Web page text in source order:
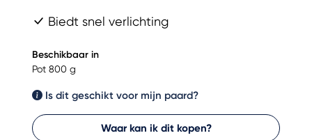
Biedt snel verlichting
Beschikbaar in
Pot 800 g
Is dit geschikt voor mijn paard?
Waar kan ik dit kopen?